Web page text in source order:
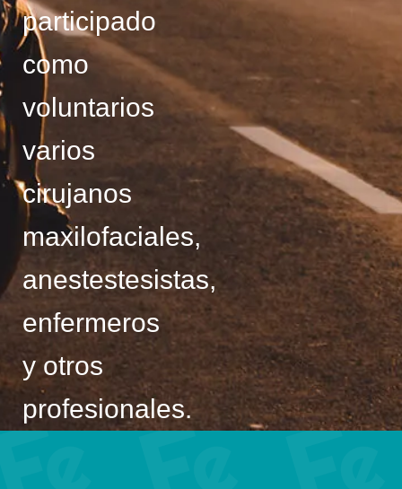
participado
como
voluntarios
varios
cirujanos
maxilofaciales,
anestestesistas,
enfermeros
y otros
profesionales.